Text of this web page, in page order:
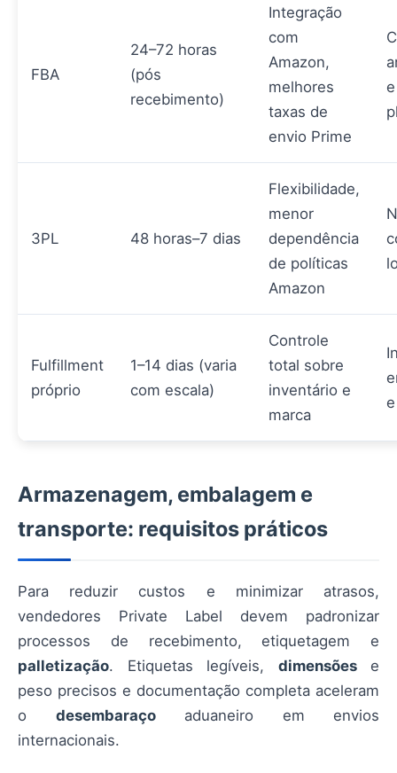
FBA
24–72 horas
(pós
recebimento)
Integração
com
Amazon,
melhores
taxas de
envio Prime
3PL 48 horas–7 dias
Flexibilidade,
menor
dependência
de políticas
Amazon
Fulfillment
próprio
1–14 dias (varia
com escala)
Controle
total sobre
inventário e
marca
Armazenagem, embalagem e
transporte: requisitos práticos
Para reduzir custos e minimizar atrasos,
vendedores Private Label devem padronizar
processos de recebimento, etiquetagem e
palletização. Etiquetas legíveis, dimensõese
peso precisos e documentação completa aceleram
o desembaraçoaduaneiro em envios
internacionais.